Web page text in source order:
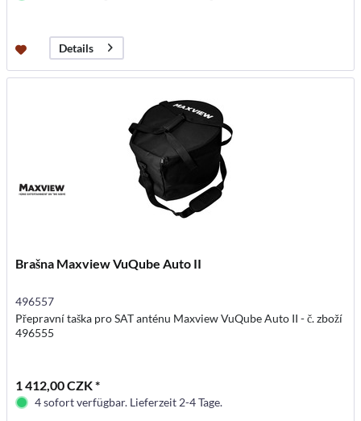
Details
Brašna Maxview VuQube Auto II
496557
Přepravní taška pro SAT anténu Maxview VuQube Auto II - č. zboží
496555
1 412,00 CZK *
4 sofort verfügbar. Lieferzeit 2-4 Tage.